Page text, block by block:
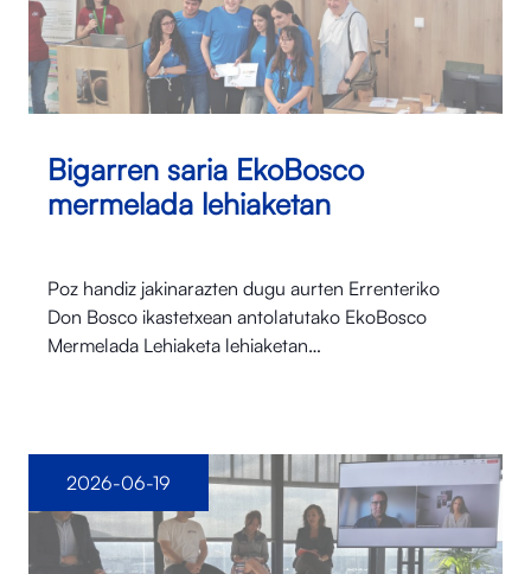
Bigarren saria EkoBosco
mermelada lehiaketan
Poz handiz jakinarazten dugu aurten Errenteriko
Don Bosco ikastetxean antolatutako EkoBosco
Mermelada Lehiaketa lehiaketan…
2026-06-19